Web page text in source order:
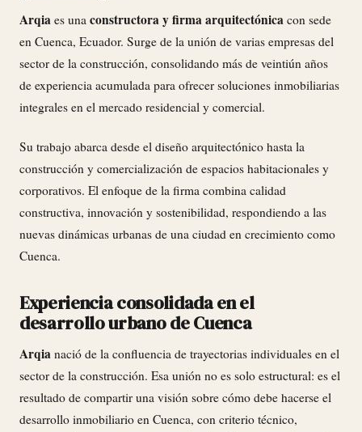
Arqia es una constructora y firma arquitectónica con sede
en Cuenca, Ecuador. Surge de la unión de varias empresas del
sector de la construcción, consolidando más de veintiún años
de experiencia acumulada para ofrecer soluciones inmobiliarias
integrales en el mercado residencial y comercial.
Su trabajo abarca desde el diseño arquitectónico hasta la
construcción y comercialización de espacios habitacionales y
corporativos. El enfoque de la firma combina calidad
constructiva, innovación y sostenibilidad, respondiendo a las
nuevas dinámicas urbanas de una ciudad en crecimiento como
Cuenca.
Experiencia consolidada en el
desarrollo urbano de Cuenca
Arqia nació de la confluencia de trayectorias individuales en el
sector de la construcción. Esa unión no es solo estructural: es el
resultado de compartir una visión sobre cómo debe hacerse el
desarrollo inmobiliario en Cuenca, con criterio técnico,